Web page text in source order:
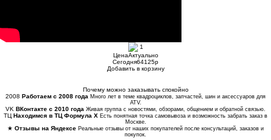
1
ЦенаАктуально
Сегодня64125p
Добавить в корзину
Почему можно заказывать спокойно
2008 Работаем с 2008 года Много лет в теме квадроциклов, запчастей, шин и аксессуаров для
ATV.
VK ВКонтакте с 2010 года Живая группа с новостями, обзорами, общением и обратной связью.
ТЦ Находимся в ТЦ Формула Х Есть понятная точка самовывоза и возможность забрать заказ в
Москве.
★ Отзывы на Яндексе Реальные отзывы от наших покупателей после консультаций, заказов и
покупок.